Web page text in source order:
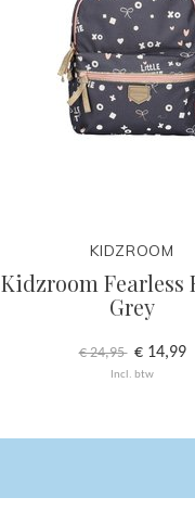
KIDZROOM
Kidzroom Fearless
Grey
€ 24,95 € 14,99
Incl. btw